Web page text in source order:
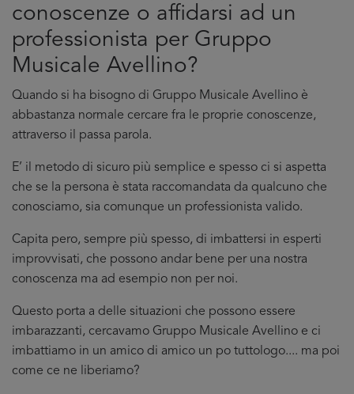
conoscenze o affidarsi ad un
professionista per Gruppo
Musicale Avellino?
Quando si ha bisogno di Gruppo Musicale Avellino è
abbastanza normale cercare fra le proprie conoscenze,
attraverso il passa parola.
E’ il metodo di sicuro più semplice e spesso ci si aspetta
che se la persona è stata raccomandata da qualcuno che
conosciamo, sia comunque un professionista valido.
Capita pero, sempre più spesso, di imbattersi in esperti
improvvisati, che possono andar bene per una nostra
conoscenza ma ad esempio non per noi.
Questo porta a delle situazioni che possono essere
imbarazzanti, cercavamo Gruppo Musicale Avellino e ci
imbattiamo in un amico di amico un po tuttologo.... ma poi
come ce ne liberiamo?